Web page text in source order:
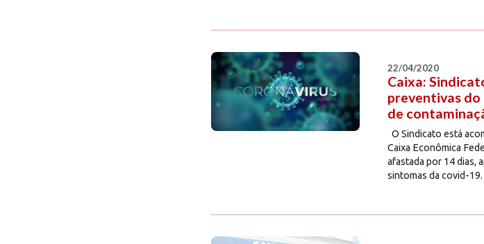
22/04/2020
Caixa:
preventivas do
de
O Sindicato está
Caixa Econômica
afastada por 14 dias,
sintomas da covid-